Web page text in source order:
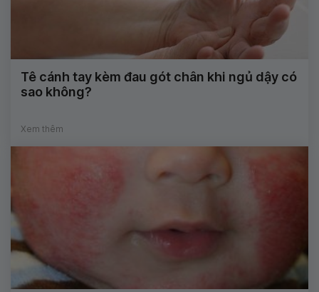
Tê cánh tay kèm đau gót chân khi ngủ dậy có
sao không?
Xem thêm